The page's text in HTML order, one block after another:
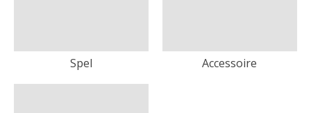
Spel Accessoire